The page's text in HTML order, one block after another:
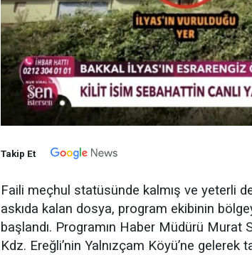
Takip Et
Faili meçhul statüsünde kalmış ve yeterli
askıda kalan dosya, program ekibinin
başlandı. Programın Haber Müdürü Murat
Kdz. Ereğli’nin Yalnızçam Köyü’ne gelerek